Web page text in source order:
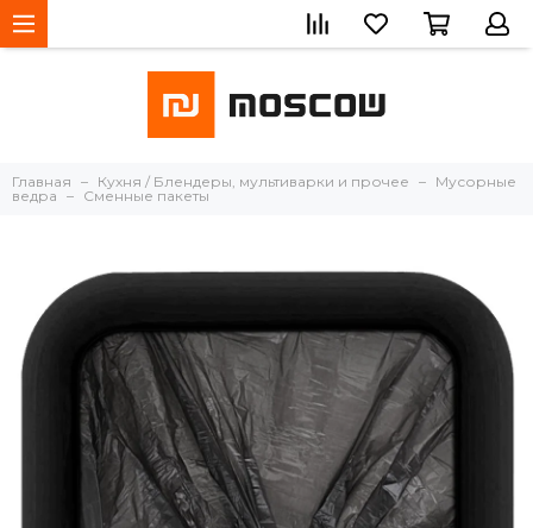
Главная Кухня / Блендеры, мультиварки и прочее
Мусорные
ведра
Сменные пакеты